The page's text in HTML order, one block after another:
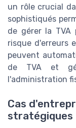
un rôle crucial
sophistiqués
de gérer la TVA
risque d'erreurs
peuvent
de TVA et
l'administration
Cas
stratégiques